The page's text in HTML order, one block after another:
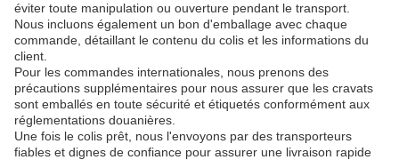
éviter toute manipulation ou ouverture pendant le transport.
Nous incluons également un bon d'emballage avec chaque
commande, détaillant le contenu du colis et les informations du
client.
Pour les commandes internationales, nous prenons des
précautions supplémentaires pour nous assurer que les cravats
sont emballés en toute sécurité et étiquetés conformément aux
réglementations douanières.
Une fois le colis prêt, nous l'envoyons par des transporteurs
fiables et dignes de confiance pour assurer une livraison rapide